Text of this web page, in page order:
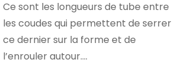
Ce sont les longueurs de tube entre
les coudes qui permettent de serrer
ce dernier sur la forme et de
l’enrouler autour....